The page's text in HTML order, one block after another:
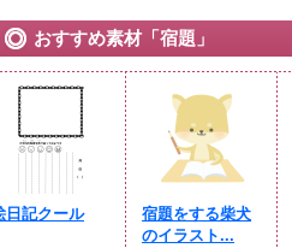
おすすめ素材「宿題」
日記クール
宿題をする柴犬
のイラスト...